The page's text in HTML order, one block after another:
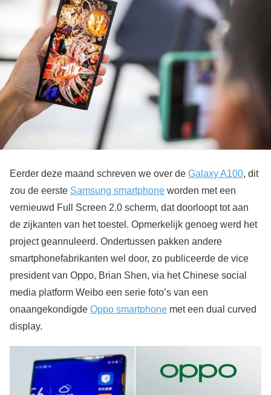
Eerder deze maand schreven we over de Galaxy A100, dit
zou de eerste Samsung smartphone worden met een
vernieuwd Full Screen 2.0 scherm, dat doorloopt tot aan
de zijkanten van het toestel. Opmerkelijk genoeg werd het
project geannuleerd. Ondertussen pakken andere
smartphonefabrikanten wel door, zo publiceerde de vice
president van Oppo, Brian Shen, via het Chinese social
media platform Weibo een serie foto’s van een
onaangekondigde Oppo smartphone met een dual curved
display.